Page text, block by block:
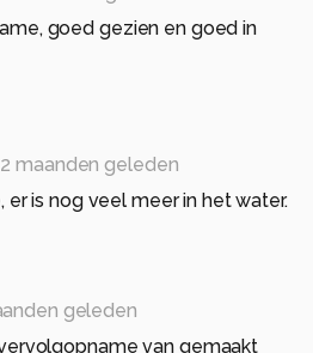
goed gezien en goed in
2 maanden geleden
er is nog veel meer in het water.
geleden
van gemaakt